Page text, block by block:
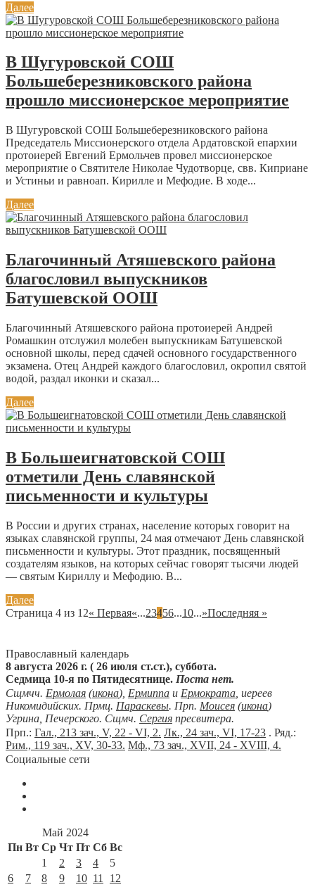
Далее
В Шугуровской СОШ
Большеберезниковского района
прошло миссионерское мероприятие
В Шугуровской СОШ Большеберезниковского района
Председатель Миссионерского отдела Ардатовской епархии
протоиерей Евгений Ермольчев провел миссионерское
мероприятие о Святителе Николае Чудотворце, свв. Киприане
и Устиньи и равноап. Кирилле и Мефодие. В ходе...
Далее
Благочинный Атяшевского района
благословил выпускников
Батушевской ООШ
Благочинный Атяшевского района протоиерей Андрей
Ромашкин отслужил молебен выпускникам Батушевской
основной школы, перед сдачей основного государственного
экзамена. Отец Андрей каждого благословил, окропил святой
водой, раздал иконки и сказал...
Далее
В Большеигнатовской СОШ
отметили День славянской
письменности и культуры
В России и других странах, население которых говорит на
языках славянской группы, 24 мая отмечают День славянской
письменности и культуры. Этот праздник, посвященный
создателям языков, на которых сейчас говорят тысячи людей
— святым Кириллу и Мефодию. В...
Далее
Страница 4 из 12« Первая«...23456...10...»Последняя »
Православный календарь
8 августа 2026 г. ( 26 июля ст.ст.), суббота.
Седмица 10-я по Пятидесятнице. Поста нет.
Сщмчч. Ермолая (икона), Ермиппа и Ермократа , иереев
Никомидийских. Прмц. Параскевы. Прп. Моисея (икона)
Угрина, Печерского. Сщмч. Сергия пресвитера.
Прп.: Гал., 213 зач., V, 22 - VI, 2. Лк., 24 зач., VI, 17-23 . Ряд.:
Рим., 119 зач., XV, 30-33. Мф., 73 зач., XVII, 24 - XVIII, 4.
Социальные сети
Май 2024
Пн Вт Ср Чт Пт Сб Вс
1
2 3 4
5
6
7 8 9 10 11
12